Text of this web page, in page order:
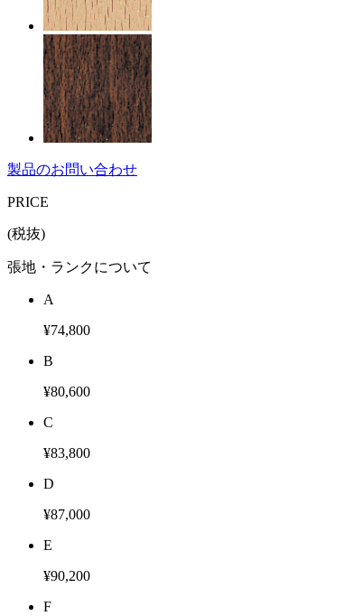
製品のお問い合わせ
PRICE
(税抜)
張地・ランクについて
A
¥74,800
B
¥80,600
C
¥83,800
D
¥87,000
E
¥90,200
F